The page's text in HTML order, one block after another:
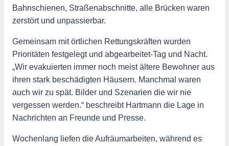
Bahnschienen, Straßenabschnitte, alle Brücken waren
zerstört und unpassierbar.
Gemeinsam mit örtlichen Rettungskräften wurden
Prioritäten festgelegt und abgearbeitet-Tag und Nacht.
„Wir evakuierten immer noch meist ältere Bewohner aus
ihren stark beschädigten Häusern. Manchmal waren
auch wir zu spät. Bilder und Szenarien die wir nie
vergessen werden.“ beschreibt Hartmann die Lage in
Nachrichten an Freunde und Presse.
Wochenlang liefen die Aufräumarbeiten, während es